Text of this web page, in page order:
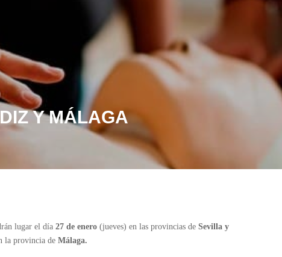
Y MÁLAGA
lugar el día 27 de enero (jueves) en las provincias de Sevilla y
la provincia de Málaga.